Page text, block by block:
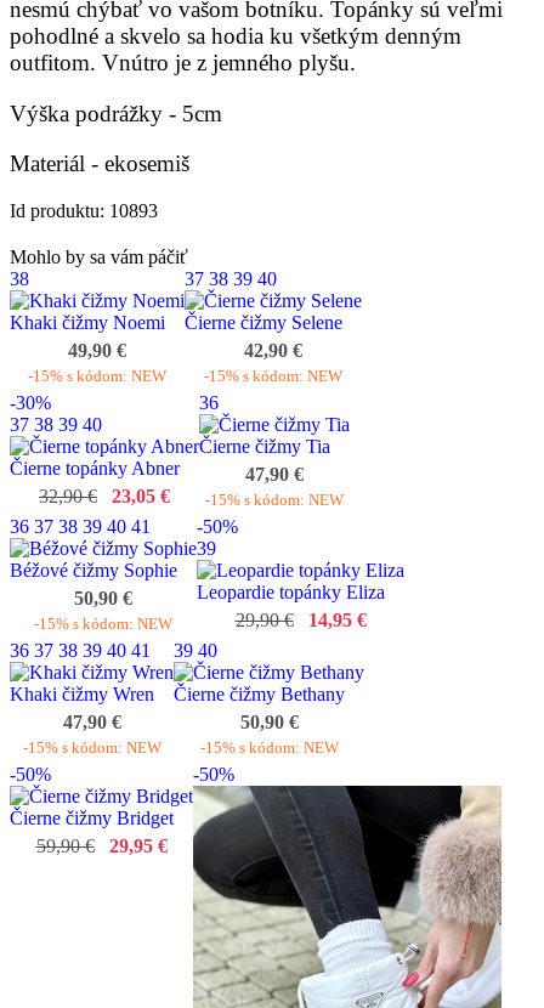
nesmú chýbať vo vašom botníku. Topánky sú veľmi
pohodlné a skvelo sa hodia ku všetkým denným
outfitom. Vnútro je z jemného plyšu.
Výška podrážky - 5cm
Materiál - ekosemiš
Id produktu: 10893
Mohlo by sa vám páčiť
38
Khaki čižmy Noemi
49,90 €
-15% s kódom: NEW
37 38 39 40
Čierne čižmy Selene
42,90 €
-15% s kódom: NEW
-30%
37 38 39 40
Čierne topánky Abner
32,90 €
23,05 €
36
Čierne čižmy Tia
47,90 €
-15% s kódom: NEW
36 37 38 39 40 41
Béžové čižmy Sophie
50,90 €
-15% s kódom: NEW
-50%
39
Leopardie topánky Eliza
29,90 €
14,95 €
36 37 38 39 40 41
Khaki čižmy Wren
47,90 €
-15% s kódom: NEW
39 40
Čierne čižmy Bethany
50,90 €
-15% s kódom: NEW
-50%
Čierne čižmy Bridget
59,90 €
29,95 €
-50%